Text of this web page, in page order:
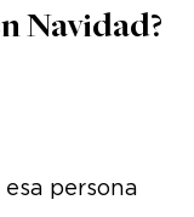
Navidad?
persona